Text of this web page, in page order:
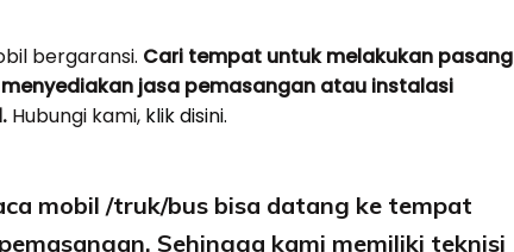
bergaransi. Cari tempat untuk melakukan pasang
jasa pemasangan atau instalasi
Hubungi kami, klik disini.
mobil /truk/bus bisa datang ke tempat
Sehingga kami memiliki teknisi